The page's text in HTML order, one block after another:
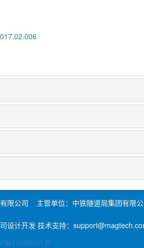
限公司 主管单位：中铁隧道局集团有限
设计开发 技术支持：
备19038941号